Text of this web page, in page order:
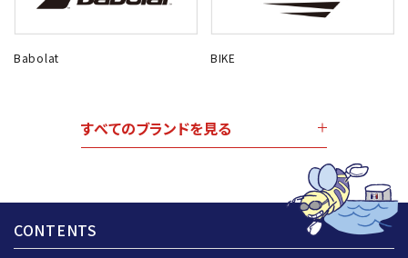
Babolat BIKE
すべてのブランドを見る
CONTENTS